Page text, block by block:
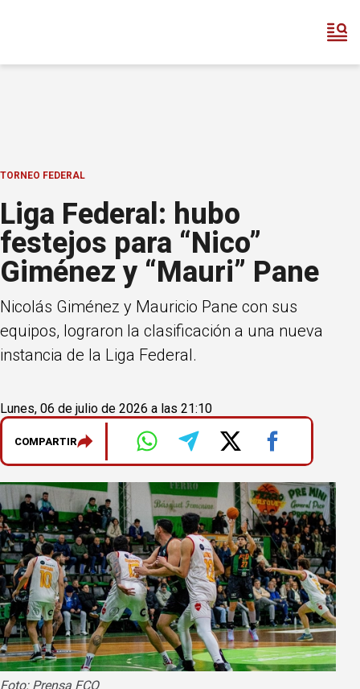
TORNEO FEDERAL
Liga Federal: hubo
festejos para “Nico”
Giménez y “Mauri” Pane
Nicolás Giménez y Mauricio Pane con sus
equipos, lograron la clasificación a una nueva
instancia de la Liga Federal.
Lunes, 06 de julio de 2026 a las 21:10
COMPARTIR
Foto: Prensa FCO